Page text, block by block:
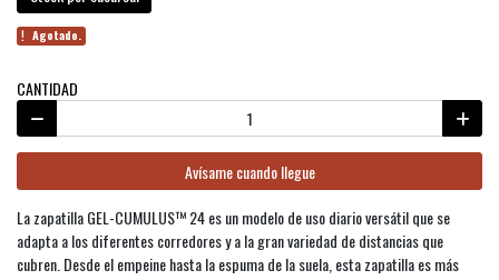
Agotado.
CANTIDAD
Avísame cuando llegue
La zapatilla GEL-CUMULUS™ 24 es un modelo de uso diario versátil que se
adapta a los diferentes corredores y a la gran variedad de distancias que
cubren. Desde el empeine hasta la espuma de la suela, esta zapatilla es más